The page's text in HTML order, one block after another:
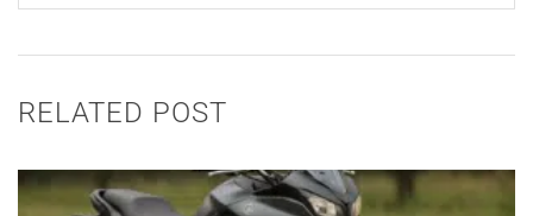
RELATED POST